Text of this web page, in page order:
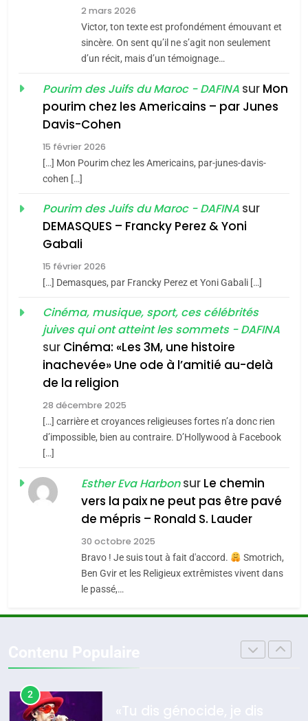
CE QUI NOUS MANQUE –
Jacques Hadida
JUDAISME
Maroc : Les amandes de
Tafraout, le miel de Tadla
du terroir
Oeil ravageur – Vanessa
De Loya Stauber
«Tu dis génocide, je dis
guerre»: La nouvelle
chanson de Boy George
ISRAÉL JUDAISME
Accords d’Isaac:
l’alliance pourrait
s’étendre à 13 pays
d’Amérique latine
ISRAÉL JUDAISME
2025, l’année la plus
meurtrière selon le
FIÈRE, DIGNE ET RÉSILIENTE :
2 mars 2026
Victor, ton texte est profondément émouvant et
sincère. On sent qu’il ne s’agit non seulement
d’un récit, mais d’un témoignage…
Pourim des Juifs du Maroc - DAFINA sur Mon
pourim chez les Americains – par Junes
Davis-Cohen
15 février 2026
[…] Mon Pourim chez les Americains, par-junes-davis-
cohen […]
Pourim des Juifs du Maroc - DAFINA sur
DEMASQUES – Francky Perez & Yoni
Gabali
15 février 2026
[…] Demasques, par Francky Perez et Yoni Gabali […]
Cinéma, musique, sport, ces célébrités
juives qui ont atteint les sommets - DAFINA
sur Cinéma: «Les 3M, une histoire
inachevée» Une ode à l’amitié au-delà
de la religion
28 décembre 2025
[…] carrière et croyances religieuses fortes n’a donc rien
d’impossible, bien au contraire. D’Hollywood à Facebook
[…]
Esther Eva Harbonsur Le chemin
vers la paix ne peut pas être pavé
de mépris – Ronald S. Lauder
30 octobre 2025
Bravo ! Je suis tout à fait d'accord.
Smotrich,
Ben Gvir et les Religieux extrêmistes vivent dans
le passé,…
meurtrière selon le rapport
l’antisémitisme
FIÈRE, DIGNE ET RÉSILIENTE :
POURQUOI JE REVENDIQUE
MA JUDAÏTE par Thérèse
Zrihen-Dvir
ISRAÉL
CE QUI NOUS MANQUE –
JUDAISME
Maroc : Les amandes de
Tafraout, le miel de Tadla
Azilal consacrés produits
du terroir
DAFINA MAROC
Oeil ravageur – Vanessa De
2